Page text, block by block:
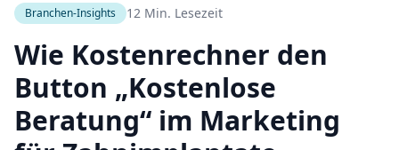
Branchen-Insights 12 Min. Lesezeit
Wie Kostenrechner den
Button „Kostenlose
Beratung“ im Marketing